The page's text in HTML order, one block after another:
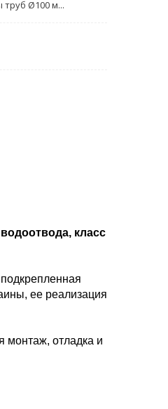
труб Ø100 м...
класс
ее реализация
монтаж, отладка и